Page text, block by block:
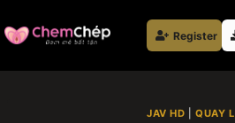
to
Register
JAV HD |QUAY